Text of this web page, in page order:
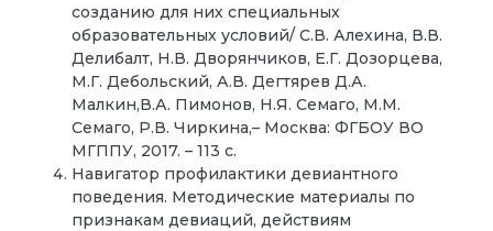
созданию для них специальных
образовательных условий/ С.В. Алехина, В.В.
Делибалт, Н.В. Дворянчиков, Е.Г. Дозорцева,
М.Г. Дебольский, А.В. Дегтярев Д.А.
Малкин,В.А. Пимонов, Н.Я. Семаго, М.М.
Семаго, Р.В. Чиркина,– Москва: ФГБОУ ВО
МГППУ, 2017. – 113 с.
Навигатор профилактики девиантного
поведения. Методические материалы по
признакам девиаций, действиям